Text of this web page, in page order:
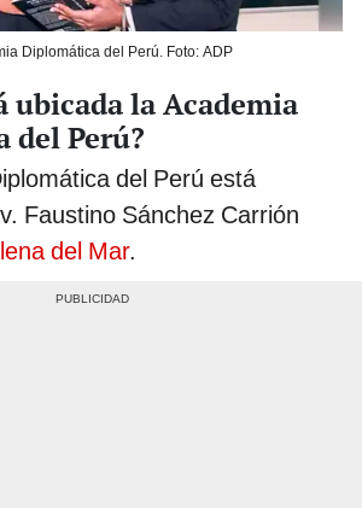
Diplomática del Perú. Foto: ADP
ubicada la Academia
del Perú?
del Perú está
Faustino Sánchez Carrión
del Mar.